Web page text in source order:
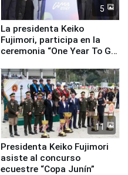
5
La presidenta Keiko
Fujimori, participa en la
ceremonia “One Year To Go
11
Presidenta Keiko Fujimori
asiste al concurso
ecuestre “Copa Junín”